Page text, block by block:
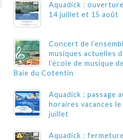
Aquadick :
14 juillet et 15 août
Concert de
musiques actuelles
l’école de musique
Baie du Cotentin
Aquadick : passage
horaires vacances
juillet
Aquadick :